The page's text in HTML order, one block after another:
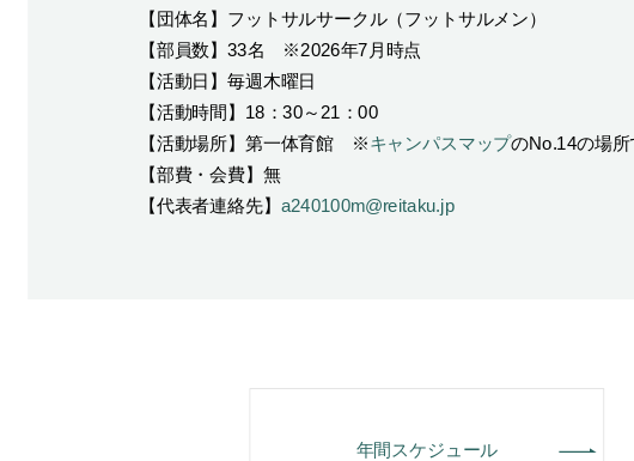
【団体名】フットサルサークル（フットサルメン）
【部員数】33名 ※2026年7月時点
【活動日】毎週木曜日
【活動時間】18：30～21：00
【活動場所】第一体育館 ※キャンパスマップのNo.14の場所
【部費・会費】無
【代表者連絡先】 a240100m@reitaku.jp
年間スケジュール